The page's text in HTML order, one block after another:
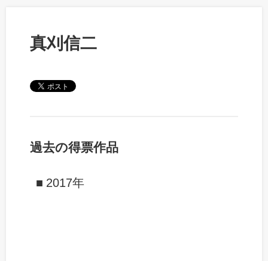
真刈信二
過去の得票作品
2017年